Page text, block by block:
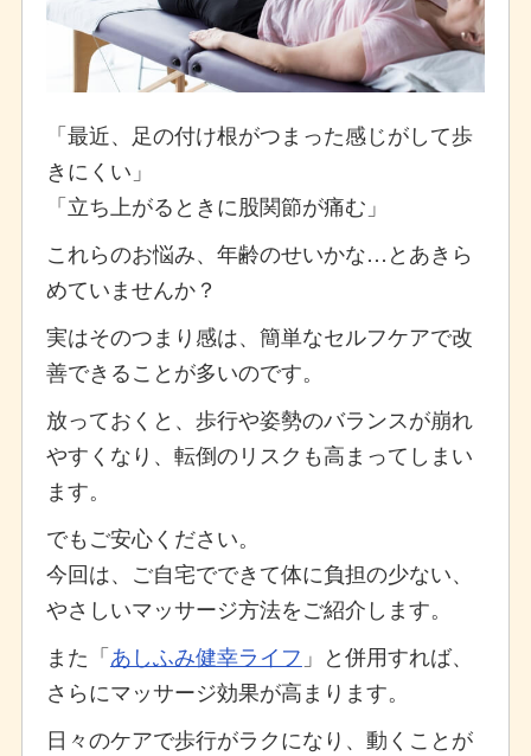
「最近、足の付け根がつまった感じがして歩
きにくい」
「立ち上がるときに股関節が痛む」
これらのお悩み、年齢のせいかな…とあきら
めていませんか？
実はそのつまり感は、簡単なセルフケアで改
善できることが多いのです。
放っておくと、歩行や姿勢のバランスが崩れ
やすくなり、転倒のリスクも高まってしまい
ます。
でもご安心ください。
今回は、ご自宅でできて体に負担の少ない、
やさしいマッサージ方法をご紹介します。
また「あしふみ健幸ライフ 」と併用すれば、
さらにマッサージ効果が高まります。
日々のケアで歩行がラクになり、動くことが